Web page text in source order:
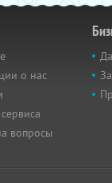
о нас
вопросы